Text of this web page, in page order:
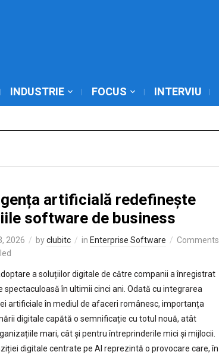
INDUSTRIE FOCUS INTERVIU
artificială redefinește
software de business
2026 byclubitc in Enterprise Software
Comments
a soluțiilor digitale de către companii a înregistrat
spectaculoasă în ultimii cinci ani. Odată cu integrarea
artificiale în mediul de afaceri românesc, importanța
digitale capătă o semnificație cu totul nouă, atât
mari, cât și pentru întreprinderile mici și mijlocii.
digitale centrate pe AI reprezintă o provocare care, în